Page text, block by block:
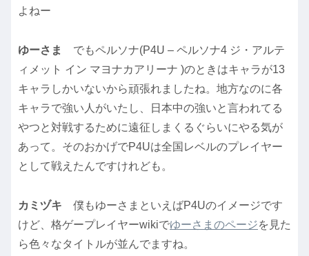
よねー
ゆーさま でもペルソナ(P4U – ペルソナ4 ジ・アルテ
ィメット イン マヨナカアリーナ )のときはキャラが13
キャラしかいないから頑張れましたね。地方なのに各
キャラで強い人がいたし、日本中の強いと言われてる
やつと対戦するために遠征しまくるぐらいにやる気が
あって。そのおかげでP4Uは全国レベルのプレイヤー
として戦えたんですけれども。
カミヅキ 僕もゆーさまといえばP4Uのイメージです
けど、格ゲープレイヤーwikiでゆーさまのページを見た
ら色々なタイトルが並んでますね。